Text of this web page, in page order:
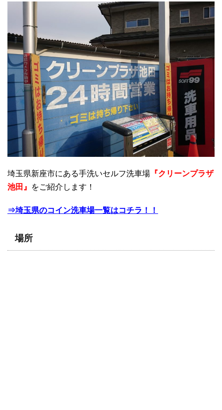
埼玉県新座市にある手洗いセルフ洗車場 『クリーンプラザ
池田』
をご紹介します！
⇒埼玉県のコイン洗車場一覧はコチラ！！
場所